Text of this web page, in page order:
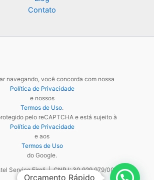
Contato
navegando, você concorda com nossa
Política de Privacidade
e nossos
Termos de Uso.
pelo reCAPTCHA e está sujeito à
Política de Privacidade
e aos
Termos de Uso
do Google.
Service Eireli | CNPJ: 30.929.979/0001-48
Orçamento Rápido